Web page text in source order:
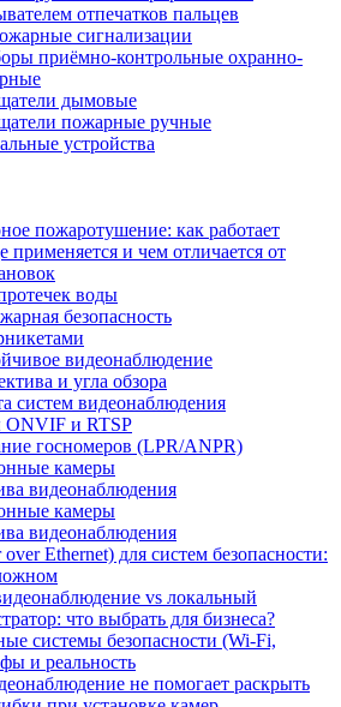
отпечатков пальцев
сигнализации
приёмно-контрольные охранно-
дымовые
пожарные ручные
устройства
пожаротушение: как работает
применяется и чем отличается от
воды
безопасность
видеонаблюдение
и угла обзора
систем видеонаблюдения
ONVIF и RTSP
госномеров (LPR/ANPR)
камеры
видеонаблюдения
камеры
видеонаблюдения
Ethernet) для систем безопасности:
vs локальный
что выбрать для бизнеса?
системы безопасности (Wi-Fi,
и реальность
не помогает раскрыть